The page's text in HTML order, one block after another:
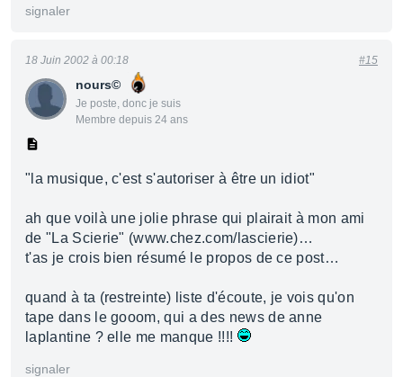
signaler
nours©
Je poste, donc je suis
Membre depuis 24 ans
18 Juin 2002 à 00:18 #15
"la musique, c'est s'autoriser à être un idiot"
ah que voilà une jolie phrase qui plairait à mon ami
de "La Scierie" (www.chez.com/lascierie)…
t'as je crois bien résumé le propos de ce post…
quand à ta (restreinte) liste d'écoute, je vois qu'on
tape dans le gooom, qui a des news de anne
laplantine ? elle me manque !!!!
signaler